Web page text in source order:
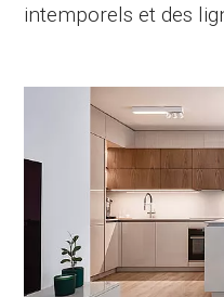
intemporels et des